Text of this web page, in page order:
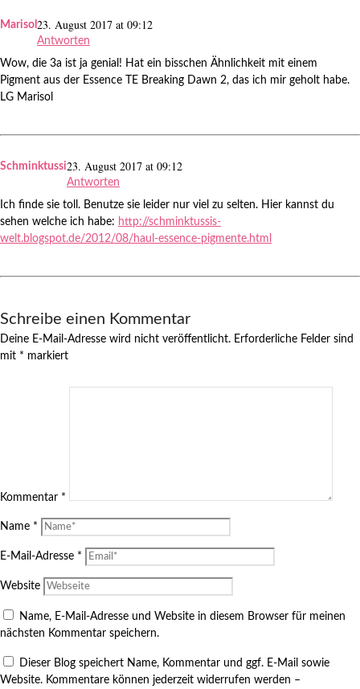
Marisol 23. August 2017 at 09:12
Antworten
Wow, die 3a ist ja genial! Hat ein bisschen Ähnlichkeit mit einem
Pigment aus der Essence TE Breaking Dawn 2, das ich mir geholt habe.
LG Marisol
Schminktussi23. August 2017 at 09:12
Antworten
Ich finde sie toll. Benutze sie leider nur viel zu selten. Hier kannst du
sehen welche ich habe: http://schminktussis-
welt.blogspot.de/2012/08/haul-essence-pigmente.html
Schreibe einen Kommentar
Deine E-Mail-Adresse wird nicht veröffentlicht. Erforderliche Felder sind
mit * markiert
Kommentar *
Name *
E-Mail-Adresse *
Website
Name, E-Mail-Adresse und Website in diesem Browser für meinen
nächsten Kommentar speichern.
Dieser Blog speichert Name, Kommentar und ggf. E-Mail sowie
Website. Kommentare können jederzeit widerrufen werden –